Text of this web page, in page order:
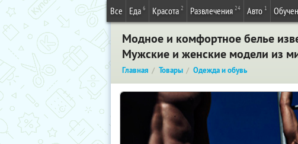
Все Еда 6 Красота 2 Развлечения 24 Авто 1
Модное и комфортное белье
Мужские и женские модели из
Главная Товары Одежда и обувь